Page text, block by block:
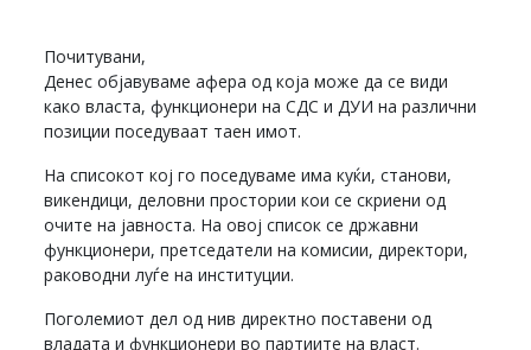
Почитувани,
Денес објавуваме афера од која може да се види
како власта, функционери на СДС и ДУИ на различни
позиции поседуваат таен имот.
На списокот кој го поседуваме има куќи, станови,
викендици, деловни простории кои се скриени од
очите на јавноста. На овој список се државни
функционери, претседатели на комисии, директори,
раководни луѓе на институции.
Поголемиот дел од нив директно поставени од
владата и функционери во партиите на власт.